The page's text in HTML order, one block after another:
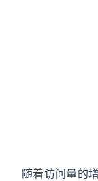
随着访问量的